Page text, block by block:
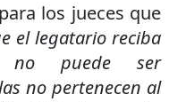
los jueces que
el legatario reciba
no puede ser
no pertenecen al